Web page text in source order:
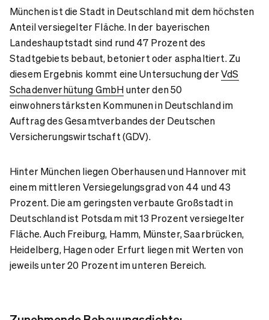
München ist die Stadt in Deutschland mit dem höchsten
Anteil versiegelter Fläche. In der bayerischen
Landeshauptstadt sind rund 47 Prozent des
Stadtgebiets bebaut, betoniert oder asphaltiert. Zu
diesem Ergebnis kommt eine Untersuchung derVdS
Schadenverhütung GmbHunter den 50
einwohnerstärksten Kommunen in Deutschland im
Auftrag des Gesamtverbandes der Deutschen
Versicherungswirtschaft (GDV).
Hinter München liegen Oberhausen und Hannover mit
einem mittleren Versiegelungsgrad von 44 und 43
Prozent. Die am geringsten verbaute Großstadt in
Deutschland ist Potsdam mit 13 Prozent versiegelter
Fläche. Auch Freiburg, Hamm, Münster, Saarbrücken,
Heidelberg, Hagen oder Erfurt liegen mit Werten von
jeweils unter 20 Prozent im unteren Bereich.